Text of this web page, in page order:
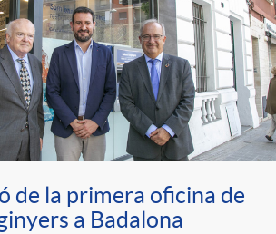
de la primera oficina de
a Badalona